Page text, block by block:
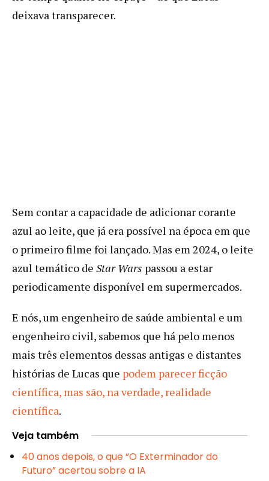
deixava transparecer.
Sem contar a capacidade de adicionar corante
azul ao leite, que já era possível na época em que
o primeiro filme foi lançado. Mas em 2024, o leite
azul temático de Star Wars passou a estar
periodicamente disponível em supermercados.
E nós, um engenheiro de saúde ambiental e um
engenheiro civil, sabemos que há pelo menos
mais três elementos dessas antigas e distantes
histórias de Lucas que podem parecer ficção
científica, mas são, na verdade, realidade
científica.
Veja também
40 anos depois, o que “O Exterminador do
Futuro” acertou sobre a IA